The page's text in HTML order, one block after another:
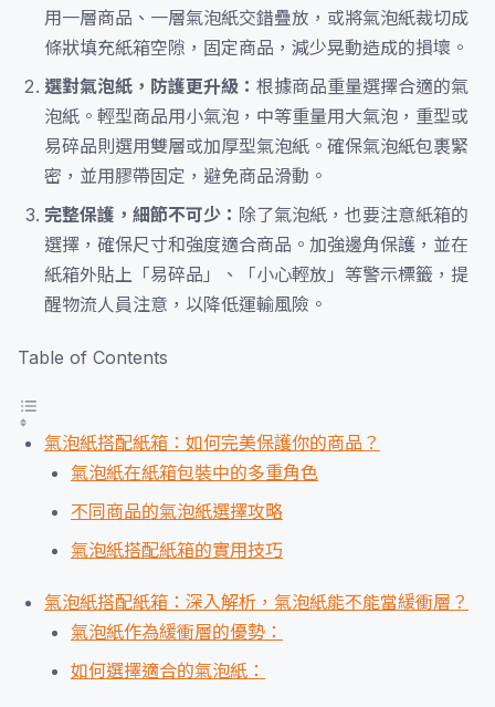
用一層商品、一層氣泡紙交錯疊放，或將氣泡紙裁切成
條狀填充紙箱空隙，固定商品，減少晃動造成的損壞。
選對氣泡紙，防護更升級： 根據商品重量選擇合適的氣
泡紙。輕型商品用小氣泡，中等重量用大氣泡，重型或
易碎品則選用雙層或加厚型氣泡紙。確保氣泡紙包裹緊
密，並用膠帶固定，避免商品滑動。
完整保護，細節不可少： 除了氣泡紙，也要注意紙箱的
選擇，確保尺寸和強度適合商品。加強邊角保護，並在
紙箱外貼上「易碎品」、「小心輕放」等警示標籤，提
醒物流人員注意，以降低運輸風險。
Table of Contents
氣泡紙搭配紙箱：如何完美保護你的商品？
氣泡紙在紙箱包裝中的多重角色
不同商品的氣泡紙選擇攻略
氣泡紙搭配紙箱的實用技巧
氣泡紙搭配紙箱：深入解析，氣泡紙能不能當緩衝層？
氣泡紙作為緩衝層的優勢：
如何選擇適合的氣泡紙：